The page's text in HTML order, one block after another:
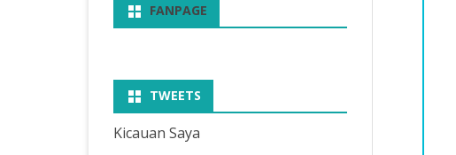
FANPAGE
TWEETS
Kicauan Saya